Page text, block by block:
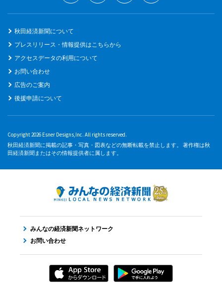
秋田経済新聞について
プレスリリース・情報提供はこちらから
アクセスデータの利用について
お問い合わせ
広告のご案内
後援申請について
Copyright 2026 Esner Designs,Inc. All rights reserved.
秋田経済新聞に掲載の記事・写真・図表などの無断転載を禁止します。 著作権は秋
田経済新聞またはその情報提供者に属します。
みんなの経済新聞ネットワーク
お問い合わせ